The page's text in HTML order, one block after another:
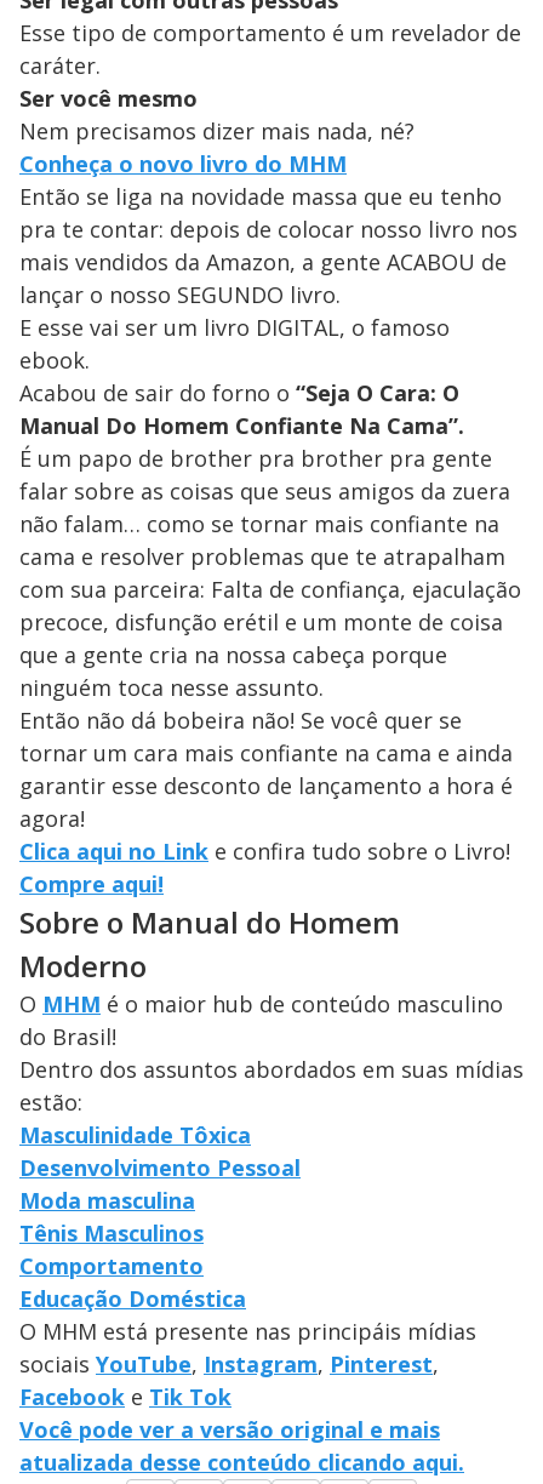
Esse tipo de comportamento é um revelador de
caráter.
Ser você mesmo
Nem precisamos dizer mais nada, né?
Conheça o novo livro do MHM
Então se liga na novidade massa que eu tenho
pra te contar: depois de colocar nosso livro nos
mais vendidos da Amazon, a gente ACABOU de
lançar o nosso SEGUNDO livro.
E esse vai ser um livro DIGITAL, o famoso
ebook.
Acabou de sair do forno o “Seja O Cara: O
Manual Do Homem Confiante Na Cama”.
É um papo de brother pra brother pra gente
falar sobre as coisas que seus amigos da zuera
não falam… como se tornar mais confiante na
cama e resolver problemas que te atrapalham
com sua parceira: Falta de confiança, ejaculação
precoce, disfunção erétil e um monte de coisa
que a gente cria na nossa cabeça porque
ninguém toca nesse assunto.
Então não dá bobeira não! Se você quer se
tornar um cara mais confiante na cama e ainda
garantir esse desconto de lançamento a hora é
agora!
Clica aqui no Link e confira tudo sobre o Livro!
Compre aqui!
Sobre o Manual do Homem
Moderno
O MHM é o maior hub de conteúdo masculino
do Brasil!
Dentro dos assuntos abordados em suas mídias
estão:
Masculinidade Tôxica
Desenvolvimento Pessoal
Moda masculina
Tênis Masculinos
Comportamento
Educação Doméstica
O MHM está presente nas principáis mídias
sociais YouTube, Instagram, Pinterest,
Facebook e Tik Tok
Você pode ver a versão original e mais
atualizada desse conteúdo clicando aqui.